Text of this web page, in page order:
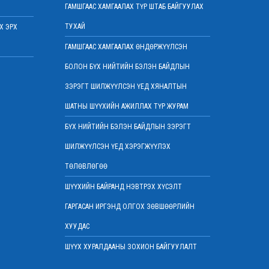
уралдаан зарлалаа
2022 оны 03 сарын 04
“Цэцэнсхолдинг” ХХК, “Цэцэнс майнинг энд
иудын нэхэмжлэлтэй хэргийг хянан
Дээд шүүхийн нийт шүүгчийн хуралдаан
боллоо
Дээд шүүхийн нийт шүүгчийн хуралдаан
болно
шинжилгээний өгүүлэл хүлээн авч байна
2022 оны 02 сарын 17
ЭРХ
ГАМШГААС ХАМГААЛАХ ТҮР ШТАБ БАЙГУУЛАХ
ТУХАЙ
ГАМШГААС ХАМГААЛАХ ӨНДӨРЖҮҮЛСЭН
БОЛОН БҮХ НИЙТИЙН БЭЛЭН БАЙДЛЫН
ЗЭРЭГТ ШИЛЖҮҮЛСЭН ҮЕД ХЯНАЛТЫН
ШАТНЫ ШҮҮХИЙН АЖИЛЛАХ ТҮР ЖУРАМ
БҮХ НИЙТИЙН БЭЛЭН БАЙДЛЫН ЗЭРЭГТ
ШИЛЖҮҮЛСЭН ҮЕД ХЭРЭГЖҮҮЛЭХ
ТӨЛӨВЛӨГӨӨ
ШҮҮХИЙН БАЙРАНД НЭВТРЭХ ХҮСЭЛТ
ГАРГАСАН ИРГЭНД ОЛГОХ ЗӨВШӨӨРЛИЙН
ХУУДАС
ШҮҮХ ХУРАЛДААНЫ ЗОХИОН БАЙГУУЛАЛТ